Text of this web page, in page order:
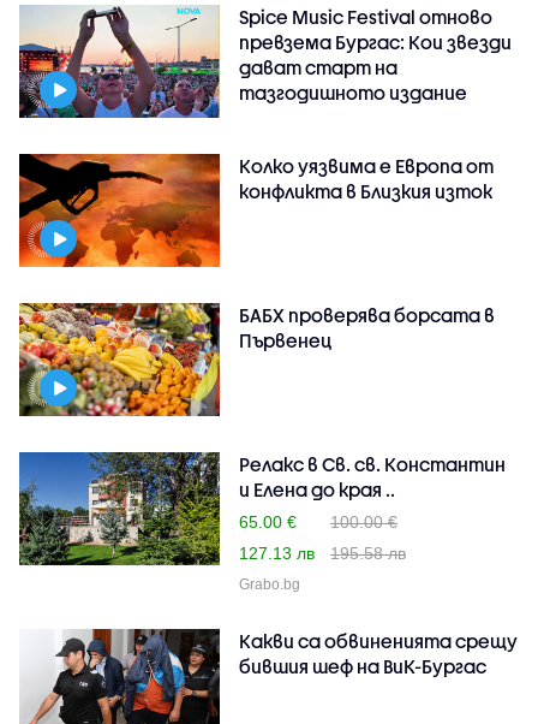
Spice Music Festival отново
превзема Бургас: Кои звезди
дават старт на
тазгодишното издание
Колко уязвима е Европа от
конфликта в Близкия изток
БАБХ проверява борсата в
Първенец
Релакс в Св. св. Константин
и Елена до края ..
65.00 €
100.00 €
127.13 лв
195.58 лв
Grabo.bg
Какви са обвиненията срещу
бившия шеф на ВиК-Бургас